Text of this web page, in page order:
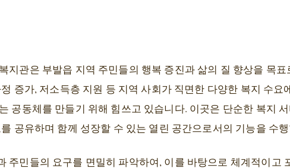
지관은 부발읍 지역 주민들의 행복 증진과 삶의 질 향상을 목
증가, 저소득층 지원 등 지역 사회가 직면한 다양한 복지 수요
공동체를 만들기 위해 힘쓰고 있습니다. 이곳은 단순한 복지
공유하며 함께 성장할 수 있는 열린 공간으로서의 기능을 수
주민들의 요구를 면밀히 파악하여, 이를 바탕으로 체계적이고